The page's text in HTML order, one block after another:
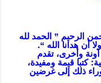
الرحيم ” الحمد لله
أن هدانا الله “.
وأخرى، تقدم
كتبا قيمة ومفيدة،
ذلك إلى غرضين